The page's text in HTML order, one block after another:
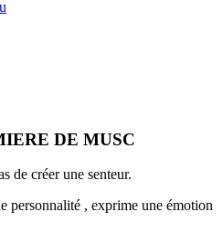
DE MUSC
de créer une senteur.
personnalité , exprime une émotion